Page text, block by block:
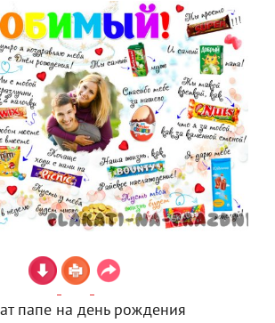
папе на день рождения